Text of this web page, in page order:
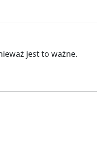
jest to ważne.